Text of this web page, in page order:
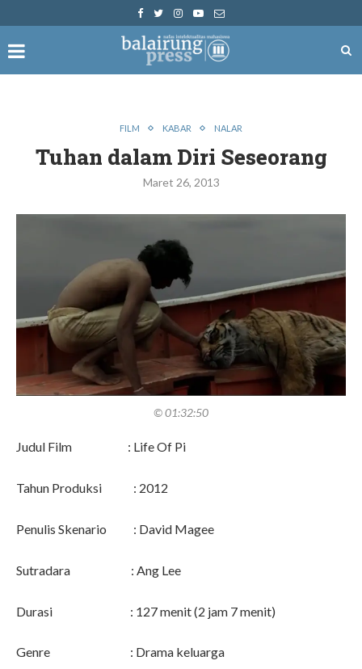
FILM KABAR NALAR
Tuhan dalam Diri Seseorang
Maret 26, 2013
© 01:32:50
Judul Film : Life Of Pi
Tahun Produksi : 2012
Penulis Skenario : David Magee
Sutradara : Ang Lee
Durasi : 127 menit (2 jam 7 menit)
Genre : Drama keluarga